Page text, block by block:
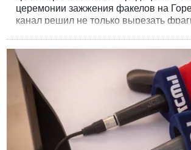
церемонии зажжения факелов на
канал решил не только вырезать
факелоносцев на сайте канала.
Израиля пригрозила обратиться во
управление телерадиовещания.